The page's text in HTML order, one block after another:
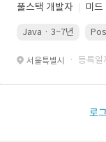
풀스택 개발자 미드
Java · 3~7년
서울특별시 · 등록일
로